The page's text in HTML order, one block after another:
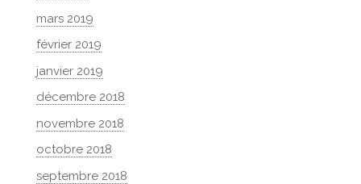
mars 2019
février 2019
janvier 2019
décembre 2018
novembre 2018
octobre 2018
septembre 2018